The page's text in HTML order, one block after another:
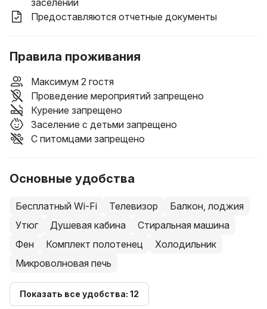
Предоставляются отчетные документы
Правила проживания
Максимум 2 гостя
Проведение мероприятий запрещено
Курение запрещено
Заселение с детьми запрещено
С питомцами запрещено
Основные удобства
Бесплатный Wi-Fi Телевизор
Балкон, лоджия
Утюг
Душевая кабина
Стиральная машина
Фен
Комплект полотенец
Холодильник
Микроволновая печь
Показать все удобства: 12